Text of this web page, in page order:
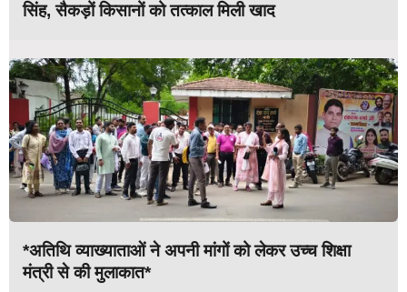
सिंह, सैकड़ों किसानों को तत्काल मिली खाद
*अतिथि व्याख्याताओं ने अपनी मांगों को लेकर उच्च शिक्षा
मंत्री से की मुलाकात*